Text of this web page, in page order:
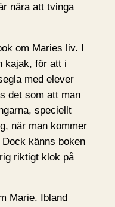
nära att tvinga
om Maries liv. I
kajak, för att i
med elever
det som att man
speciellt
när man kommer
känns boken
riktigt klok på
Marie. Ibland